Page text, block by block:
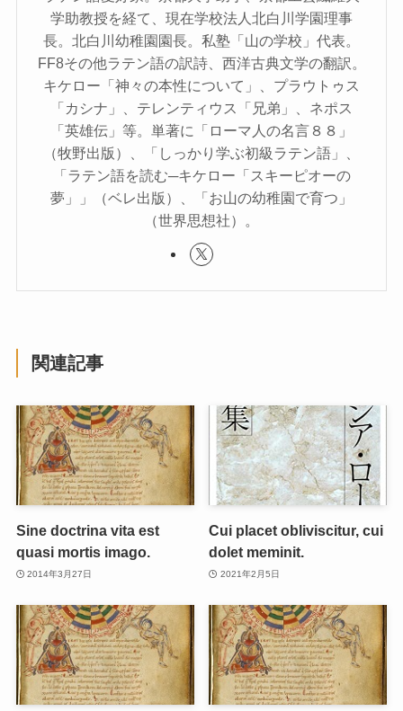
学助教授を経て、現在学校法人北白川学園理事
長。北白川幼稚園園長。私塾「山の学校」代表。
FF8その他ラテン語の訳詩、西洋古典文学の翻訳。
キケロー「神々の本性について」、プラウトゥス
「カシナ」、テレンティウス「兄弟」、ネポス
「英雄伝」等。単著に「ローマ人の名言８８」
（牧野出版）、「しっかり学ぶ初級ラテン語」、
「ラテン語を読む─キケロー「スキーピオーの
夢」」（ベレ出版）、「お山の幼稚園で育つ」
（世界思想社）。
関連記事
Sine doctrina vita est
quasi mortis imago.
2014年3月27日
Cui placet obliviscitur, cui
dolet meminit.
2021年2月5日